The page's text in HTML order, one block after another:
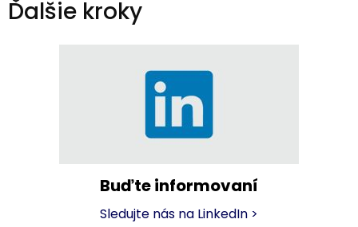
Ďalšie kroky
Buďte informovaní
Sledujte nás na LinkedIn >